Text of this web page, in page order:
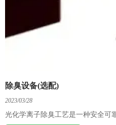
除臭设备(选配)
2023/03/28
光化学离子除臭工艺是一种安全可